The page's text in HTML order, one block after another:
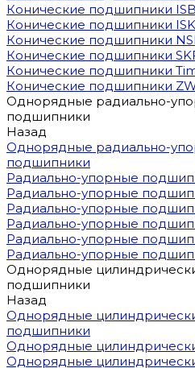
Конические подшипники ISB
Конические подшипники
Конические подшипники
Конические подшипники
Конические подшипники
Конические подшипники
Однорядные радиально-
подшипники
Назад
Однорядные радиально-
подшипники
Радиально-упорные
Радиально-упорные
Радиально-упорные
Радиально-упорные
Радиально-упорные
Радиально-упорные
Однорядные
подшипники
Назад
Однорядные
подшипники
Однорядные
Однорядные